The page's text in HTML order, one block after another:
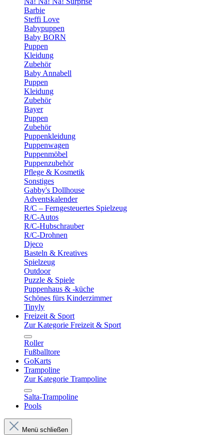
Barbie
Steffi Love
Babypuppen
Baby BORN
Puppen
Kleidung
Zubehör
Baby Annabell
Puppen
Kleidung
Zubehör
Bayer
Puppen
Zubehör
Puppenkleidung
Puppenwagen
Puppenmöbel
Puppenzubehör
Pflege & Kosmetik
Sonstiges
Gabby's Dollhouse
Adventskalender
R/C – Ferngesteuertes Spielzeug
R/C-Autos
R/C-Hubschrauber
R/C-Drohnen
Djeco
Basteln & Kreatives
Spielzeug
Outdoor
Puzzle & Spiele
Puppenhaus & -küche
Schönes fürs Kinderzimmer
Tinyly
Freizeit & Sport
Zur Kategorie Freizeit & Sport
Roller
Fußballtore
GoKarts
Trampoline
Zur Kategorie Trampoline
Salta-Trampoline
Pools
Menü schließen